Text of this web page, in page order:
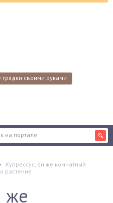
своими руками
Купрессус, он же комнатный
растение
же